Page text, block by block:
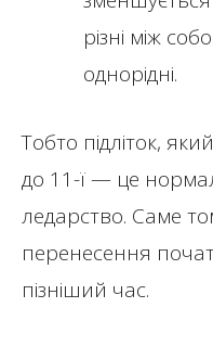
різні між
однорідні.
Тобто підліток,
до 11-ї — це
ледарство. Саме
перенесення
пізніший час.